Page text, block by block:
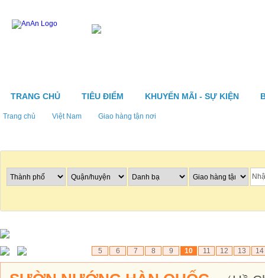
TRANG CHỦ TIÊU ĐIỂM KHUYẾN MÃI - SỰ KIỆN
Trang chủ Việt Nam Giao hàng tận nơi
5 6 7 8 9 10 11 12 13 14